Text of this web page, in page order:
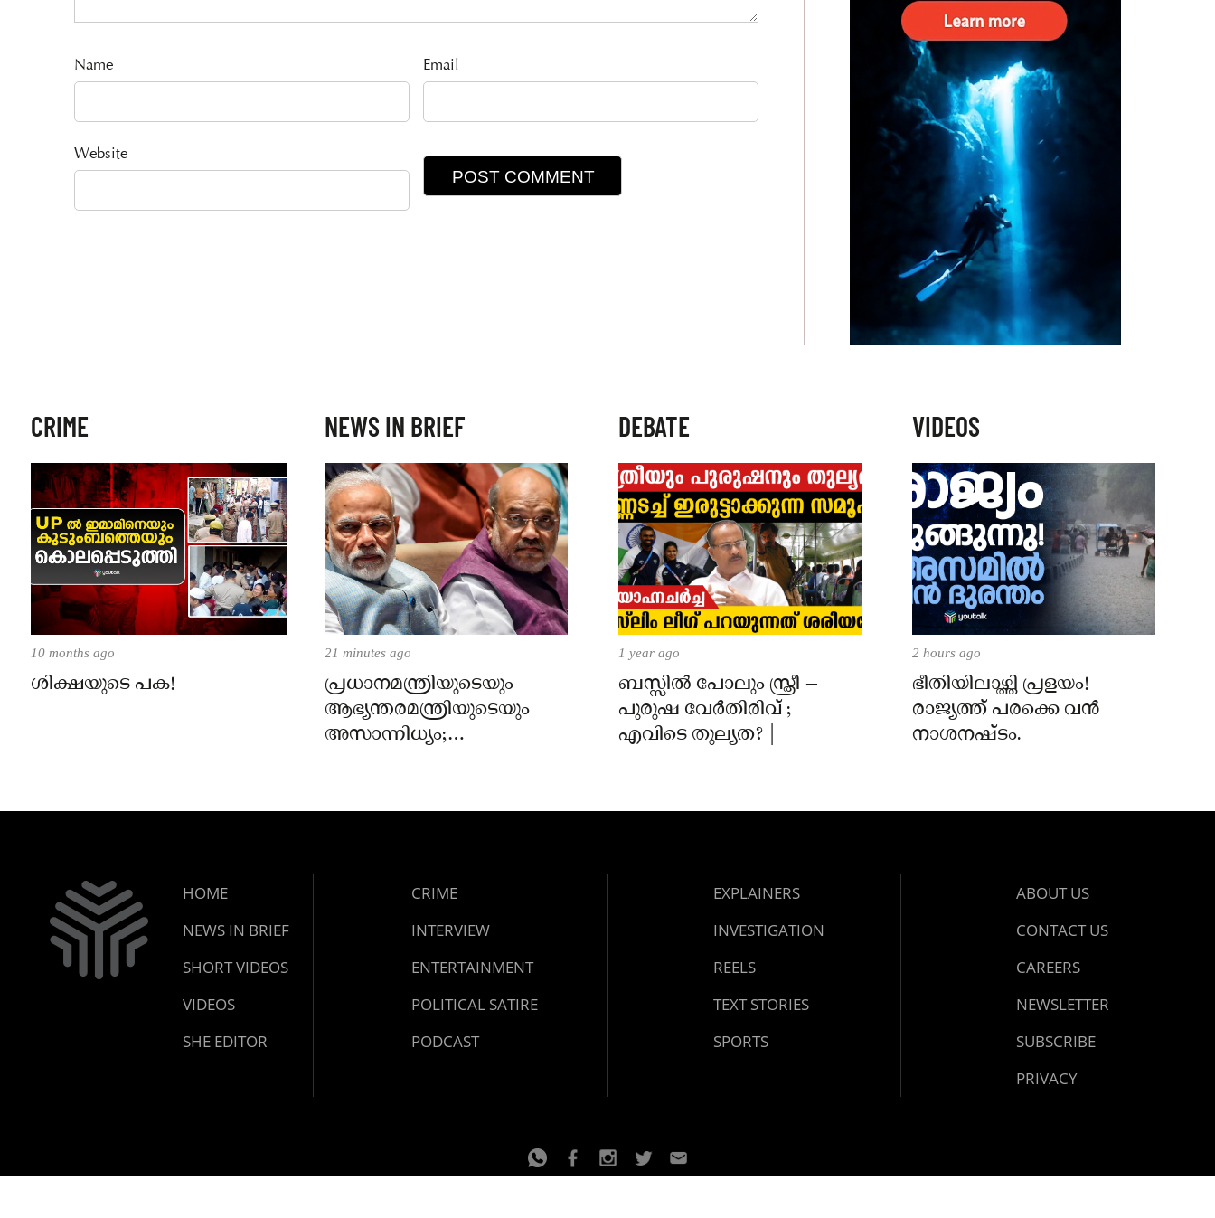
Name Email
Website
CRIME
10 months ago
ശിക്ഷയുടെ പക!
NEWS IN BRIEF
21 minutes ago
പ്രധാനമന്ത്രിയുടെയും
ആഭ്യന്തരമന്ത്രിയുടെയും
അസാന്നിധ്യം;
DEBATE
1 year ago
ബസ്സിൽ പോലും സ്ത്രീ –
പുരുഷ വേർതിരിവ് ;
എവിടെ തുല്യത? |
VIDEOS
2 hours ago
ഭീതിയിലാഴ്ത്തി പ്രളയം!
രാജ്യത്ത് പരക്കെ വൻ
നാശനഷ്ടം.
HOME
NEWS IN BRIEF
SHORT VIDEOS
VIDEOS
SHE EDITOR
CRIME
INTERVIEW
ENTERTAINMENT
POLITICAL SATIRE
PODCAST
EXPLAINERS
INVESTIGATION
REELS
TEXT STORIES
SPORTS
ABOUT US
CONTACT US
CAREERS
NEWSLETTER
SUBSCRIBE
PRIVACY